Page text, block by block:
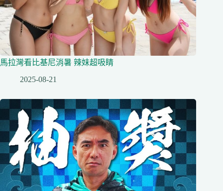
馬拉灣看比基尼消暑 辣妹超吸睛
2025-08-21